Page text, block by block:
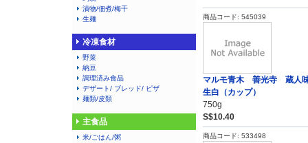
漬物/佃煮/梅干
生麺
冷凍食材
野菜
納豆
調理済み食品
デザート/ ブレッド/ ピザ
麺類/皮類
主食品
米/ごはん/粥
商品コード: 545039
マルモ青木 善光寺 蔵
生白（カップ）
750g
S$10.40
商品コード: 533498